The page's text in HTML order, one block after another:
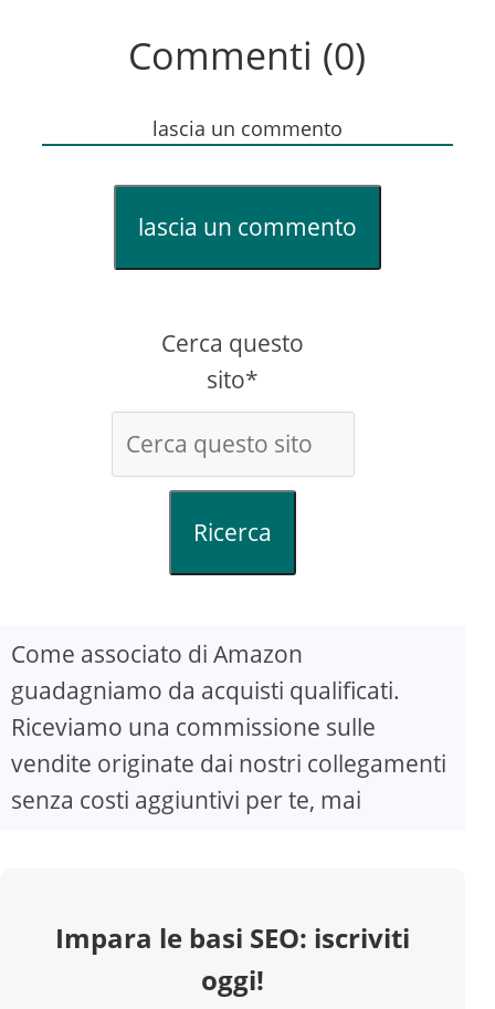
Commenti (0)
lascia un commento
lascia un commento
Cerca questo
sito*
Ricerca
Come associato di Amazon
guadagniamo da acquisti qualificati.
Riceviamo una commissione sulle
vendite originate dai nostri collegamenti
senza costi aggiuntivi per te, mai
Impara le basi SEO: iscriviti
oggi!